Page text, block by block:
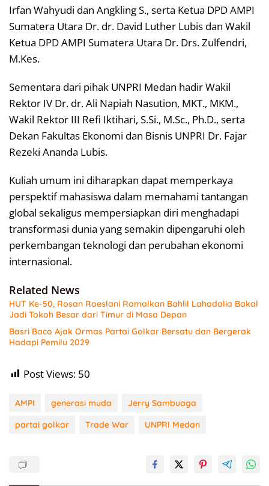
Irfan Wahyudi dan Angkling S., serta Ketua DPD AMPI
Sumatera Utara Dr. dr. David Luther Lubis dan Wakil
Ketua DPD AMPI Sumatera Utara Dr. Drs. Zulfendri,
M.Kes.
Sementara dari pihak UNPRI Medan hadir Wakil
Rektor IV Dr. dr. Ali Napiah Nasution, MKT., MKM.,
Wakil Rektor III Refi Iktihari, S.Si., M.Sc., Ph.D., serta
Dekan Fakultas Ekonomi dan Bisnis UNPRI Dr. Fajar
Rezeki Ananda Lubis.
Kuliah umum ini diharapkan dapat memperkaya
perspektif mahasiswa dalam memahami tantangan
global sekaligus mempersiapkan diri menghadapi
transformasi dunia yang semakin dipengaruhi oleh
perkembangan teknologi dan perubahan ekonomi
internasional.
Related News
HUT Ke-50, Rosan Roeslani Ramalkan Bahlil Lahadalia Bakal
Jadi Tokoh Besar dari Timur di Masa Depan
Basri Baco Ajak Ormas Partai Golkar Bersatu dan Bergerak
Hadapi Pemilu 2029
Post Views: 50
AMPI generasi muda
Jerry Sambuaga
partai golkar
Trade War UNPRI Medan